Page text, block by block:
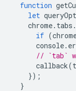
function
let
chrome. tabs .
if (
console.
// `tab`
callback(
});
}